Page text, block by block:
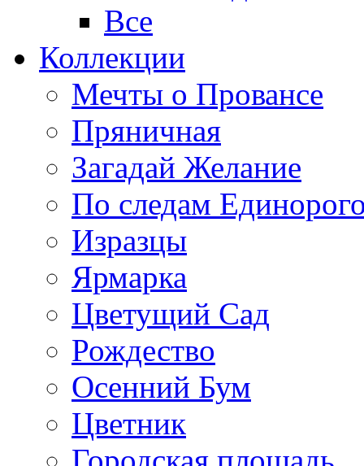
Все
Коллекции
Мечты о Провансе
Пряничная
Загадай Желание
По следам
Изразцы
Ярмарка
Цветущий Сад
Рождество
Осенний Бум
Цветник